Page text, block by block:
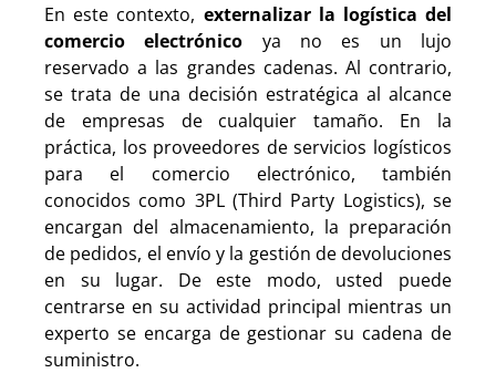
En este contexto, externalizar la logística del
comercio electrónico ya no es un lujo
reservado a las grandes cadenas. Al contrario,
se trata de una decisión estratégica al alcance
de empresas de cualquier tamaño. En la
práctica, los proveedores de servicios logísticos
para el comercio electrónico, también
conocidos como 3PL (Third Party Logistics), se
encargan del almacenamiento, la preparación
de pedidos, el envío y la gestión de devoluciones
en su lugar. De este modo, usted puede
centrarse en su actividad principal mientras un
experto se encarga de gestionar su cadena de
suministro.